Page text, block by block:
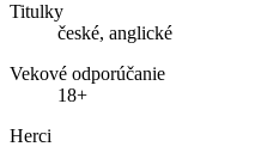
Titulky
české, anglické
Vekové odporúčanie
18+
Herci